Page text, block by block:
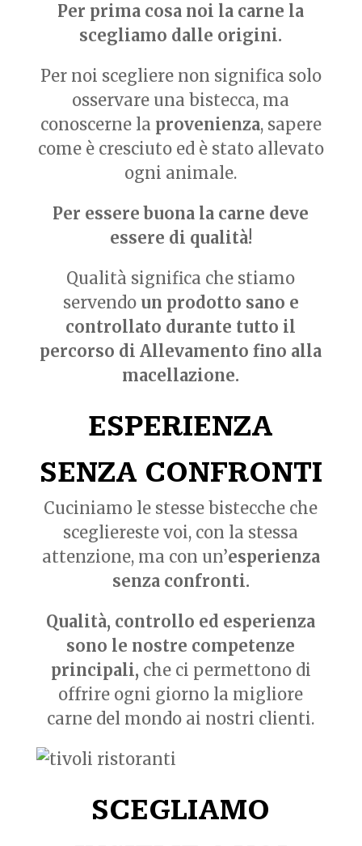
Per prima cosa noi la carne la
scegliamo dalle origini.
Per noi scegliere non significa solo
osservare una bistecca, ma
conoscerne la provenienza, sapere
come è cresciuto ed è stato allevato
ogni animale.
Per essere buona la carne deve
essere di qualità!
Qualità significa che stiamo
servendoun prodotto sano e
controllato durante tutto il
percorso di Allevamento fino alla
macellazione.
ESPERIENZA
SENZA CONFRONTI
Cuciniamo le stesse bistecche che
scegliereste voi, con la stessa
attenzione, ma con un’esperienza
senza confronti.
Qualità, controllo ed esperienza
sono le nostre competenze
principali, che ci permettono di
offrire ogni giorno la migliore
carne del mondo ai nostri clienti.
SCEGLIAMO